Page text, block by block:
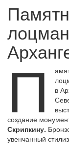
П
в
создание
Скрипкину.
увенчанный